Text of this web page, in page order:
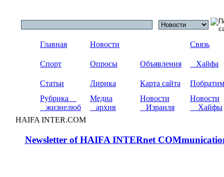
Главная Новости Связь
Спорт Опросы Объявления Хайфа
Статьи Лирика Карта сайта
Рубрика
жизнелюб
Медиа
архив
Новости
Израиля
Новости
Хайфы
HAIFA INTER.COM
Newsletter of HAIFA INTERnet